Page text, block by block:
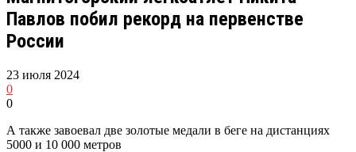
Павлов побил рекорд на первенстве
России
23 июля 2024
0
0
А также завоевал две золотые медали в беге на дистанциях
5000 и 10 000 метров